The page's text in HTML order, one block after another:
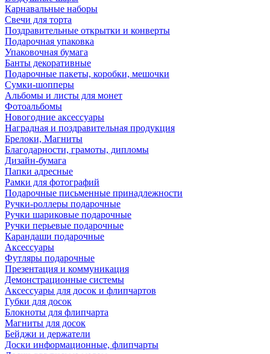
Карнавальные наборы
Свечи для торта
Поздравительные открытки и конверты
Подарочная упаковка
Упаковочная бумага
Банты декоративные
Подарочные пакеты, коробки, мешочки
Сумки-шопперы
Альбомы и листы для монет
Фотоальбомы
Новогодние аксессуары
Наградная и поздравительная продукция
Брелоки, Магниты
Благодарности, грамоты, дипломы
Дизайн-бумага
Папки адресные
Рамки для фотографий
Подарочные письменные принадлежности
Ручки-роллеры подарочные
Ручки шариковые подарочные
Ручки перьевые подарочные
Карандаши подарочные
Аксессуары
Футляры подарочные
Презентация и коммуникация
Демонстрационные системы
Аксессуары для досок и флипчартов
Губки для досок
Блокноты для флипчарта
Магниты для досок
Бейджи и держатели
Доски информационные, флипчарты